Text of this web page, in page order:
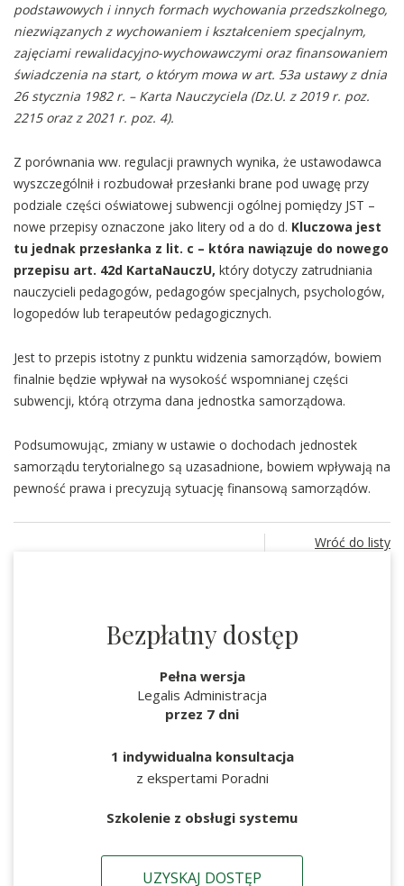
podstawowych i innych formach wychowania przedszkolnego,
niezwiązanych z wychowaniem i kształceniem specjalnym,
zajęciami rewalidacyjno-wychowawczymi oraz finansowaniem
świadczenia na start, o którym mowa w art. 53a ustawy z dnia
26 stycznia 1982 r. – Karta Nauczyciela (Dz.U. z 2019 r. poz.
2215oraz z 2021 r. poz. 4).
Z porównania ww. regulacji prawnych wynika, że ustawodawca
wyszczególnił i rozbudował przesłanki brane pod uwagę przy
podziale części oświatowej subwencji ogólnej pomiędzy JST –
nowe przepisy oznaczone jako litery od a do d. Kluczowa jest
tu jednak przesłanka z lit. c – która nawiązuje do nowego
przepisu art. 42d KartaNauczU, który dotyczy zatrudniania
nauczycieli pedagogów, pedagogów specjalnych, psychologów,
logopedów lub terapeutów pedagogicznych.
Jest to przepis istotny z punktu widzenia samorządów, bowiem
finalnie będzie wpływał na wysokość wspomnianej części
subwencji, którą otrzyma dana jednostka samorządowa.
Podsumowując, zmiany w ustawie o dochodach jednostek
samorządu terytorialnego są uzasadnione, bowiem wpływają na
pewność prawa i precyzują sytuację finansową samorządów.
Wróć do listy
Bezpłatny dostęp
Pełna wersja
Legalis Administracja
przez 7 dni
1 indywidualna konsultacja
z ekspertami Poradni
Szkolenie z obsługi systemu
UZYSKAJ DOSTĘP